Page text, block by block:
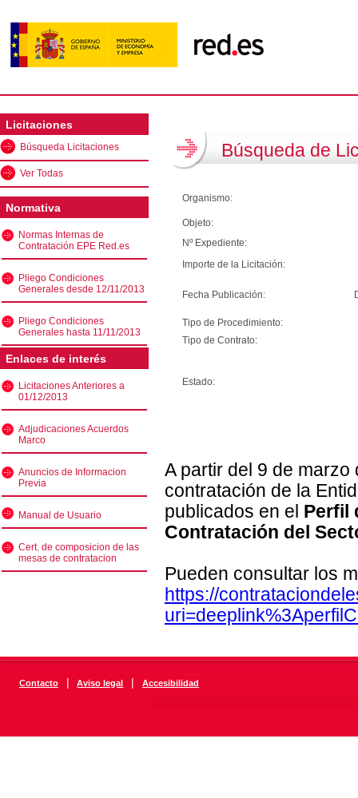
Licitaciones
Búsqueda Licitaciones
Ver Todas
Normativa
Normas Internas de
Contratación EPE Red.es
Pliego Condiciones
Generales desde 12/11/2013
Pliego Condiciones
Generales hasta 11/11/2013
Enlaces de interés
Licitaciones Anteriores a
01/12/2013
Adjudicaciones Acuerdos
Marco
Anuncios de Informacion
Previa
Manual de Usuario
Cert. de composicion de las
mesas de contratacion
Búsqueda de
Organismo:
Objeto:
Nº Expediente:
Importe de la Licitación:
Fecha Publicación:
Tipo de Procedimiento:
Tipo de Contrato:
Estado:
A partir del 9 de
contratación de la
publicados en el Perfil
Contratación del
Pueden consultar los
https://
Contacto | Aviso legal | Accesibilidad